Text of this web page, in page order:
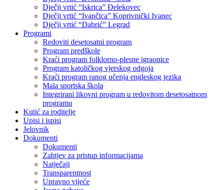
Dječji vrtić “Iskrica” Đelekovec
Dječji vrtić “Ivančica” Koprivnički Ivanec
Dječji vrtić “Dabrić” Legrad
Programi
Redoviti desetosatni program
Program predškole
Kraći program folklorno-plesne igraonice
Program katoličkog vjerskog odgoja
Kraći program ranog učenja engleskog jezika
Mala sportska škola
Integrirani likovni program u redovitom desetosatnom
programu
Kutić za roditelje
Upisi i ispisi
Jelovnik
Dokumenti
Dokumenti
Zahtjev za pristup informacijama
Natječaji
Transparentnost
Upravno vijeće